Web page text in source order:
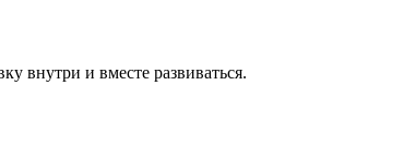
внутри и вместе развиваться.